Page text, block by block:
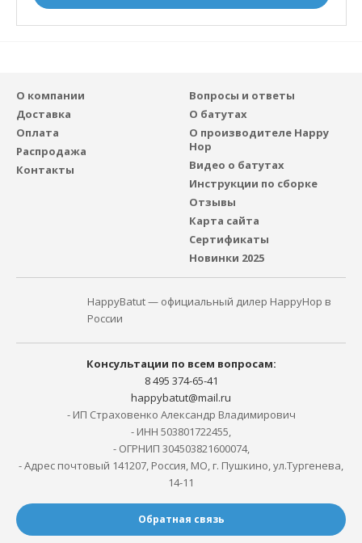
О компании
Доставка
Оплата
Распродажа
Контакты
Вопросы и ответы
О батутах
О производителе Happy
Hop
Видео о батутах
Инструкции по сборке
Отзывы
Карта сайта
Сертификаты
Новинки 2025
HappyBatut — официальный дилер HappyHop в
России
Консультации по всем вопросам:
8 495 374-65-41
happybatut@mail.ru
- ИП Страховенко Александр Владимирович
- ИНН 503801722455,
- ОГРНИП 304503821600074,
- Адрес почтовый 141207, Россия, МО, г. Пушкино, ул.Тургенева,
14-11
Обратная связь